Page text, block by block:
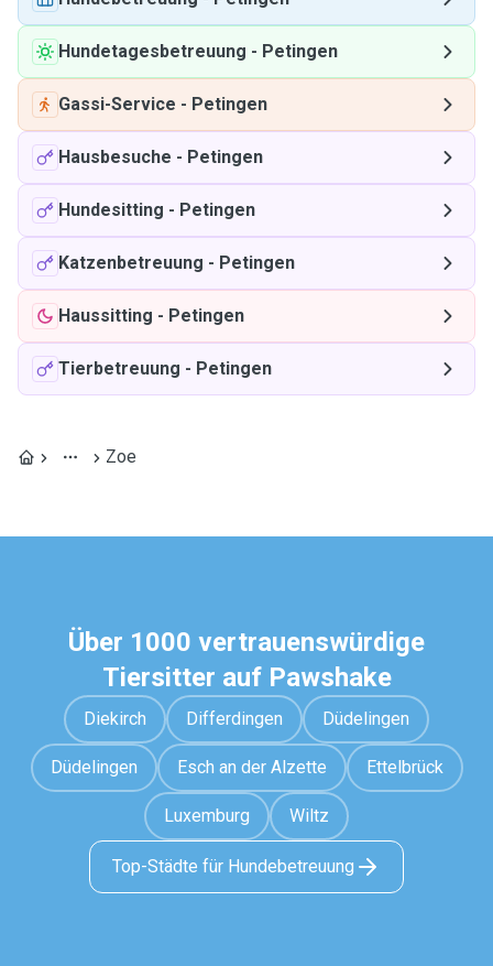
Hundetagesbetreuung - Petingen
Gassi-Service - Petingen
Hausbesuche - Petingen
Hundesitting - Petingen
Katzenbetreuung - Petingen
Haussitting - Petingen
Tierbetreuung - Petingen
Zoe
Über 1000 vertrauenswürdige
Tiersitter auf Pawshake
Diekirch Differdingen Düdelingen
Düdelingen Esch an der Alzette Ettelbrück
Luxemburg Wiltz
Top-Städte für Hundebetreuung